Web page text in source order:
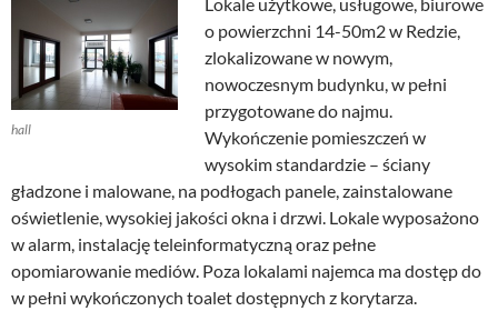
hall
o powierzchni 14-50m2 w Redzie,
zlokalizowane w nowym,
nowoczesnym budynku, w pełni
przygotowane do najmu.
Wykończenie pomieszczeń w
wysokim standardzie – ściany
gładzone i malowane, na podłogach panele, zainstalowane
oświetlenie, wysokiej jakości okna i drzwi. Lokale wyposażono
w alarm, instalację teleinformatyczną oraz pełne
opomiarowanie mediów. Poza lokalami najemca ma dostęp do
w pełni wykończonych toalet dostępnych z korytarza.